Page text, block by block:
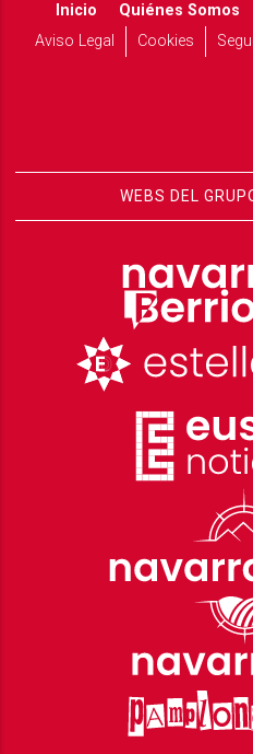
Inicio Quiénes Somos
Aviso Legal
Cookies
WEBS DEL